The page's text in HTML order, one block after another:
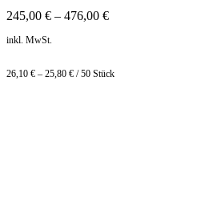
245,00 € – 476,00 €
inkl. MwSt.
26,10 € – 25,80 € /50 Stück